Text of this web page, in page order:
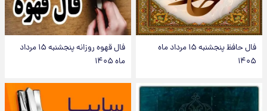
فال حافظ پنجشنبه ۱۵ مرداد ماه
۱۴۰۵
فال قهوه روزانه پنجشنبه ۱۵ مرداد
ماه ۱۴۰۵